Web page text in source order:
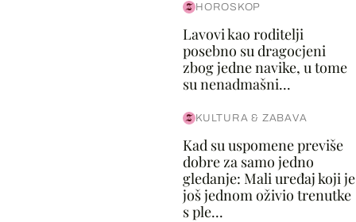
HOROSKOP
Lavovi kao roditelji
posebno su dragocjeni
zbog jedne navike, u tome
su nenadmašni...
KULTURA & ZABAVA
Kad su uspomene previše
dobre za samo jedno
gledanje: Mali uređaj koji je
još jednom oživio trenutke
s ple...